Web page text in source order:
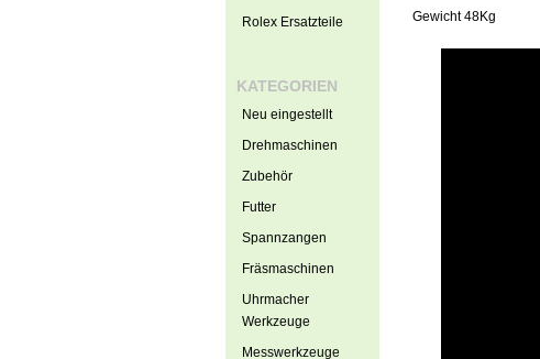
Gewicht 48Kg
Rolex Ersatzteile
KATEGORIEN
Neu eingestellt
Drehmaschinen
Zubehör
Futter
Spannzangen
Fräsmaschinen
Uhrmacher
Werkzeuge
Messwerkzeuge